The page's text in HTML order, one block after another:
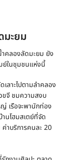
ะยม
คลองลัดมะยม ยัง
ย์ในชุมชนแห่งนี้
ลาะไปตามลำคลอง
ขจี ชมความสงบ
เรือจะพานักท่อง
นโฮมสเตย์ที่จัด
าบริการคนละ 20